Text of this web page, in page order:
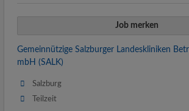
Job merken
Gemeinnützige Salzburger Landeskliniken
mbH (SALK)
Salzburg
Teilzeit